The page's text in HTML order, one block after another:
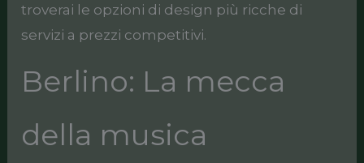
troverai le opzioni di design più ricche di
servizi a prezzi competitivi.
Berlino: La mecca
della musica